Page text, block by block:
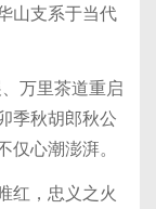
山支系于当代
万里茶道重启
季秋胡郎秋公
心潮澎湃。
红，忠义之火